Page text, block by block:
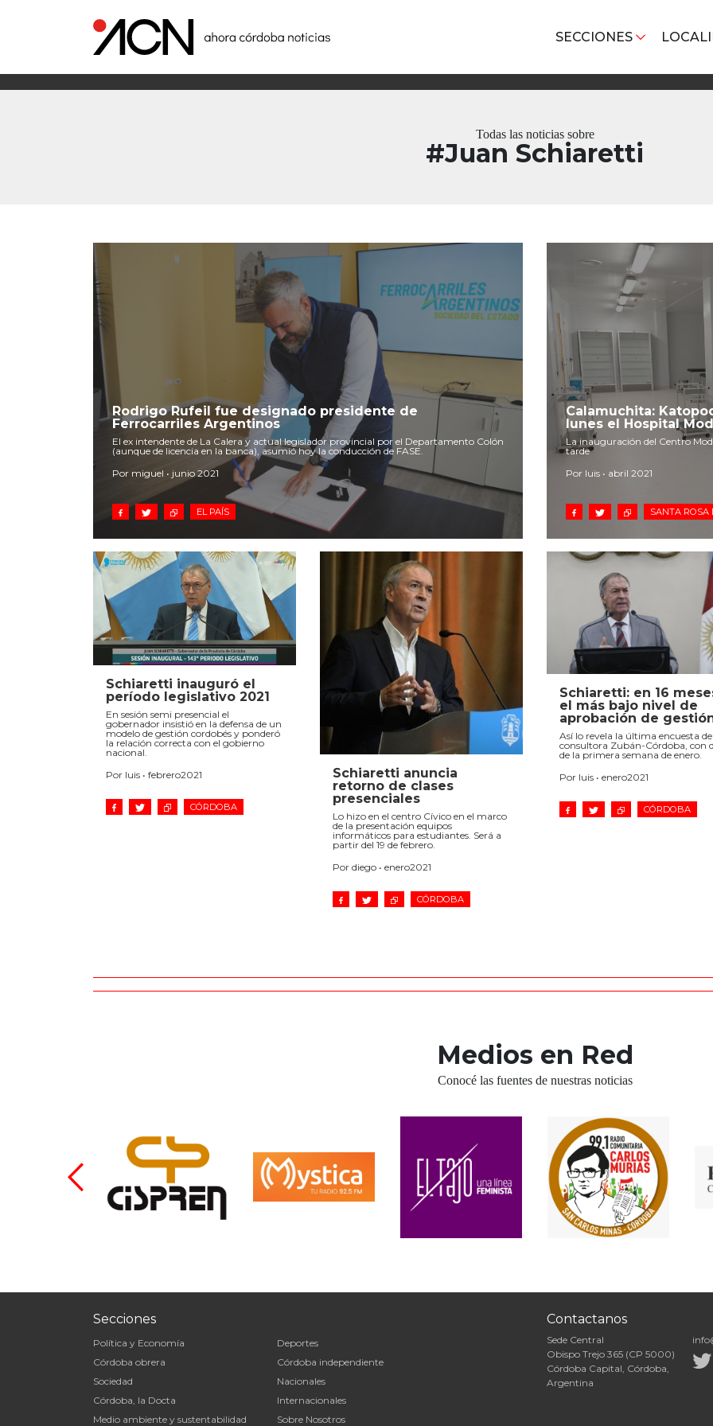
SECCIONES
Todas las noticias sobre
#Juan Schiaretti
Rodrigo Rufeil fue designado presidente de
Ferrocarriles Argentinos
El ex intendente de La Calera y actual legislador provincial por el Departamento Colón
(aunque de licencia en la banca), asumió hoy la conducción de FASE.
Por miguel • junio 2021
EL PAÍS
Calamuchita:
lunes el Hospital
La inauguración del Centro
tarde
Por luis • abril 2021
SANTA ROSA
Schiaretti inauguró el
período legislativo 2021
En sesión semi presencial el
gobernador insistió en la defensa de un
modelo de gestión cordobés y ponderó
la relación correcta con el gobierno
nacional.
Por luis • febrero2021
CÓRDOBA
Schiaretti anuncia
retorno de clases
presenciales
Lo hizo en el centro Cívico en el marco
de la presentación equipos
informáticos para estudiantes. Será a
partir del 19 de febrero.
Por diego • enero2021
CÓRDOBA
Schiaretti: en 16
el más bajo nivel de
aprobación de
Así lo revela la última encuesta
consultora Zubán-Córdoba, con
de la primera semana de enero.
Por luis • enero2021
CÓRDOBA
Medios en Red
Conocé las fuentes de nuestras noticias
Secciones
Política y Economía
Córdoba obrera
Sociedad
Córdoba, la Docta
Medio ambiente y sustentabilidad
Deportes
Córdoba independiente
Nacionales
Internacionales
Sobre Nosotros
Contactanos
Sede Central
Obispo Trejo 365 (CP 5000)
Córdoba Capital, Córdoba,
Argentina